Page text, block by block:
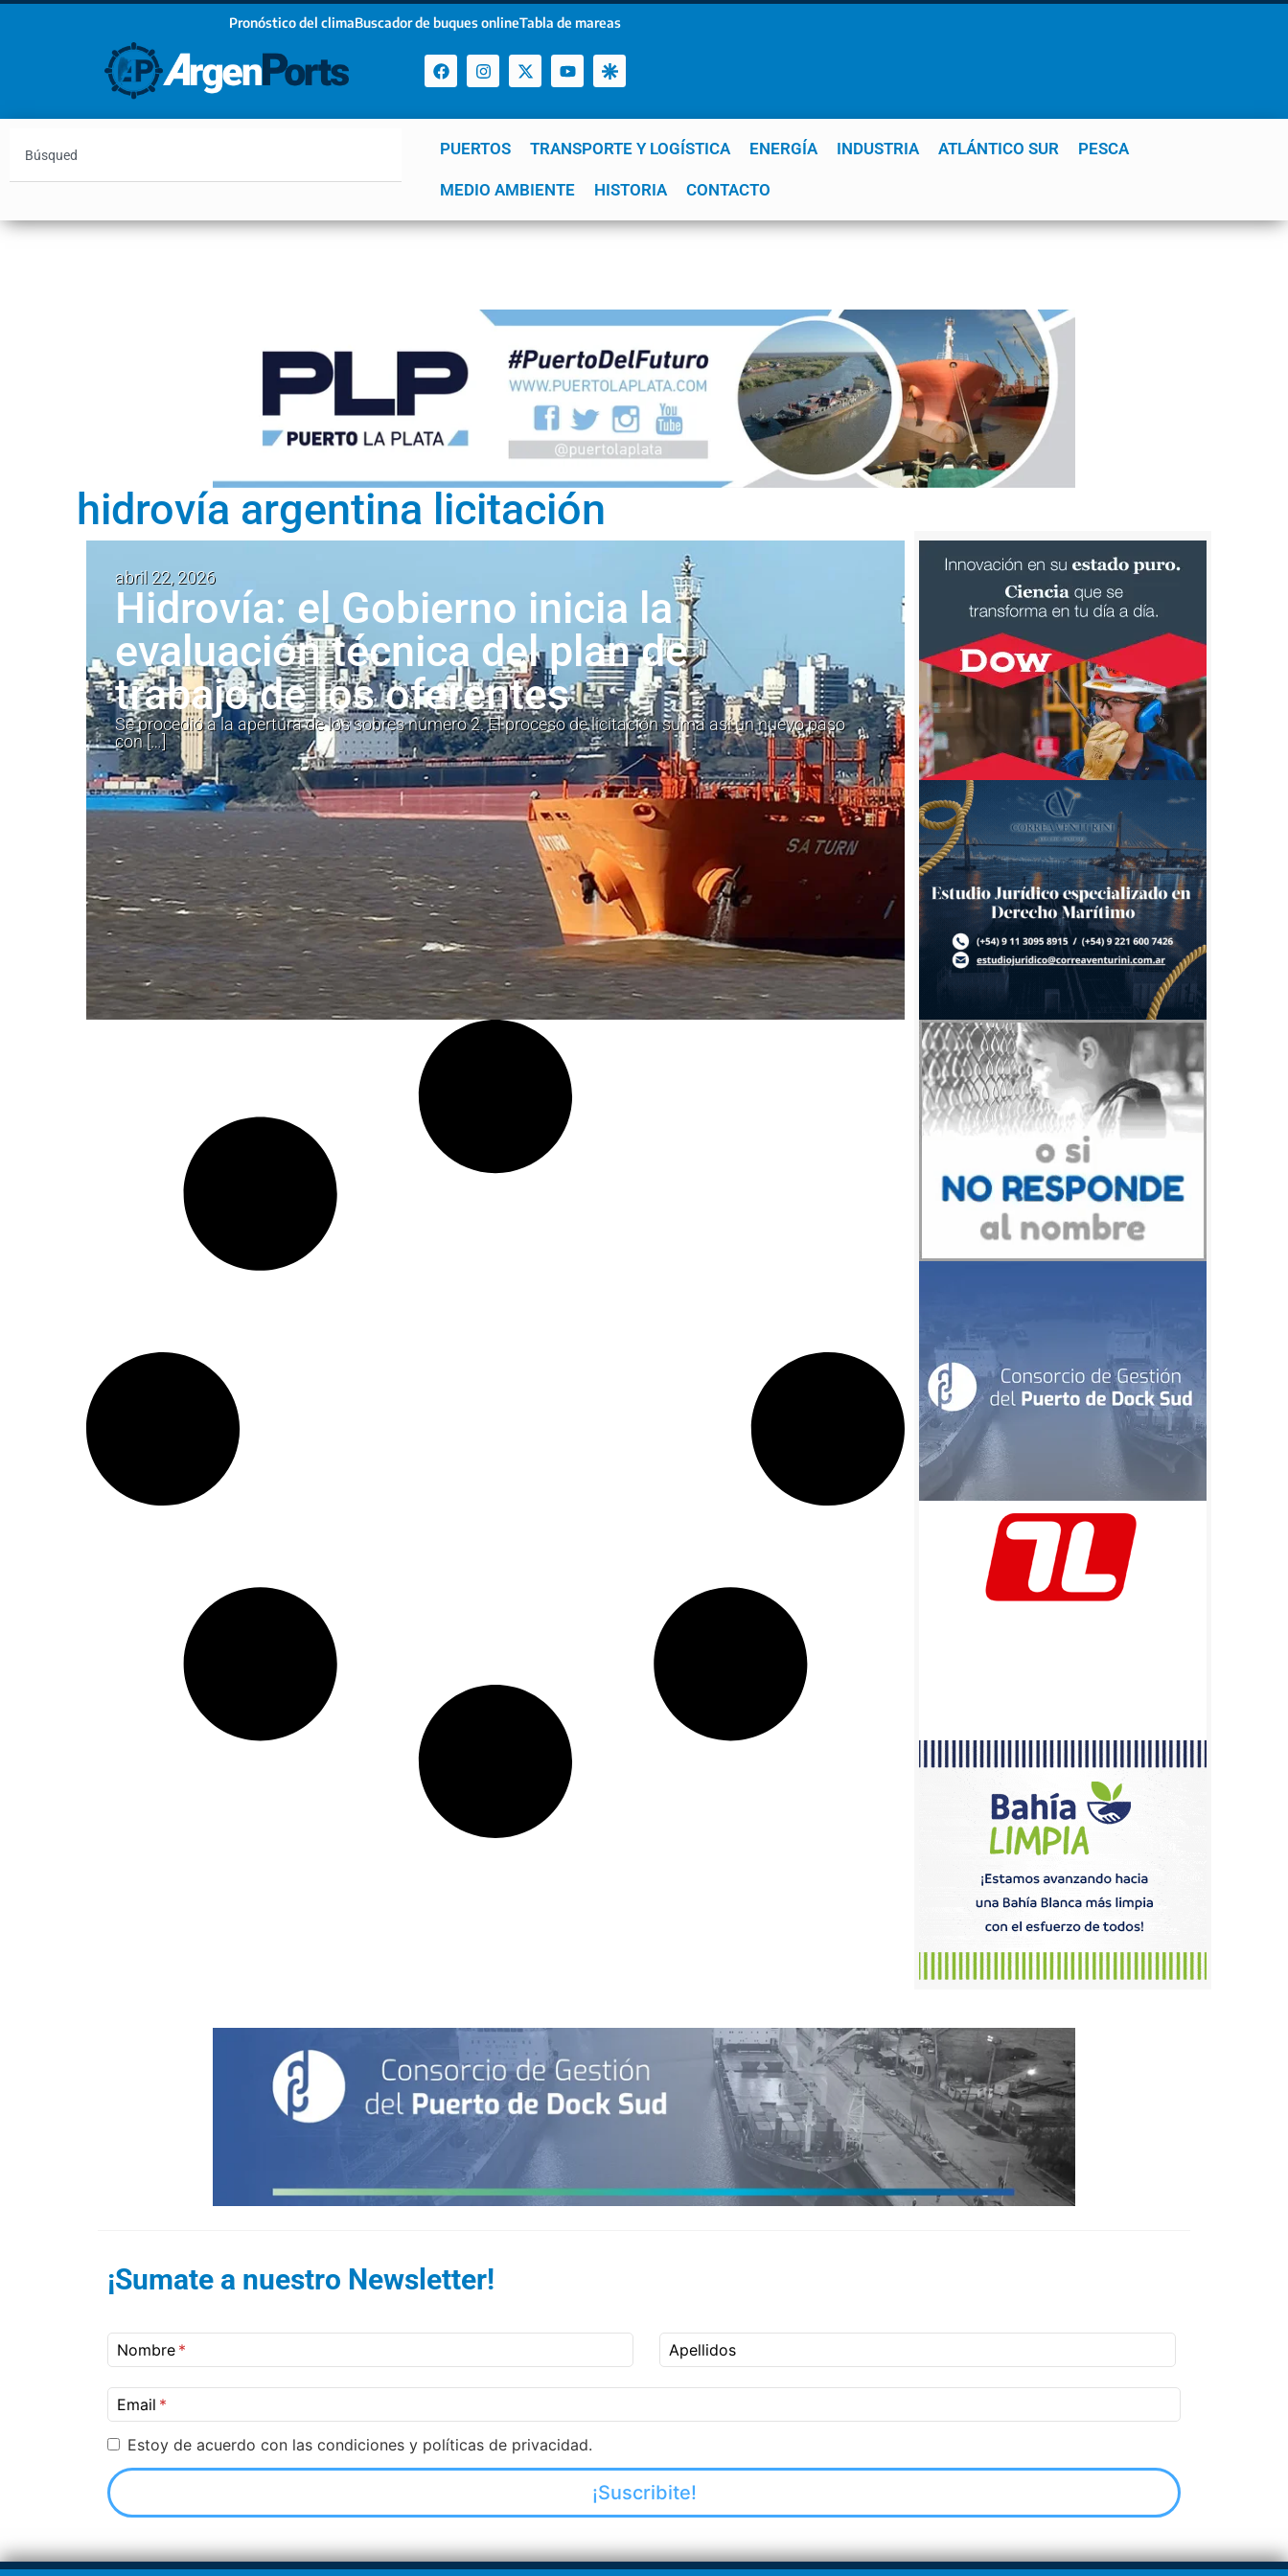
Pronóstico del climaBuscador de buques onlineTabla de mareas
PUERTOS TRANSPORTE Y LOGÍSTICA ENERGÍA INDUSTRIA ATLÁNTICO SUR PESCA
MEDIO AMBIENTE HISTORIA CONTACTO
YPF GNL Mar del Plata Patagonia Quequén
hidrovía argentina licitación
abril 22, 2026
Hidrovía: el Gobierno inicia la
evaluación técnica del plan de
trabajo de los oferentes
Se procedió a la apertura de los sobres número 2. El proceso de licitación suma así un nuevo paso
con […]
¡Sumate a nuestro Newsletter!
Nombre Apellidos
Email
Estoy de acuerdo con las condiciones y políticas de privacidad.
¡Sumate a nuestro Newsletter!
Email
Estoy de acuerdo con las condiciones y políticas de